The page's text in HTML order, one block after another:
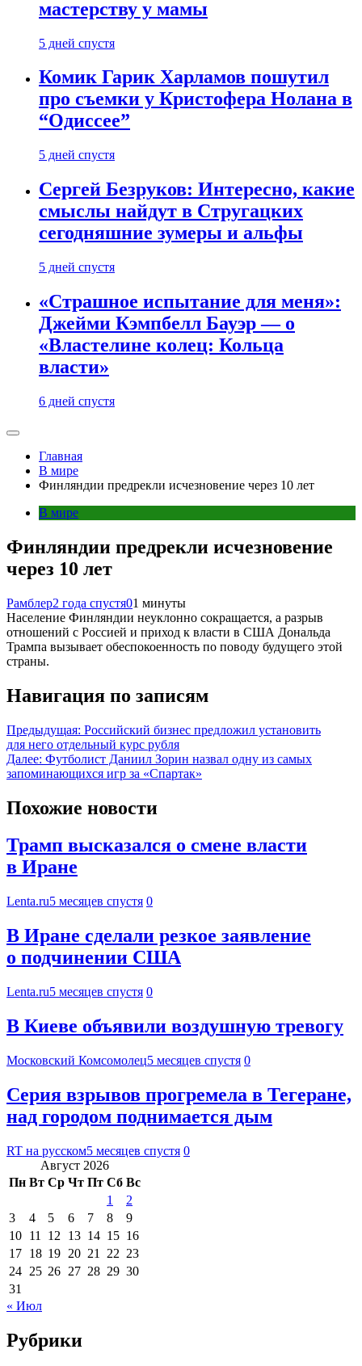
мастерству у мамы
5 дней спустя
Комик Гарик Харламов пошутил
про съемки у Кристофера Нолана в
“Одиссее”
5 дней спустя
Сергей Безруков: Интересно, какие
смыслы найдут в Стругацких
сегодняшние зумеры и альфы
5 дней спустя
«Страшное испытание для меня»:
Джейми Кэмпбелл Бауэр — о
«Властелине колец: Кольца
власти»
6 дней спустя
Главная
В мире
Финляндии предрекли исчезновение через 10 лет
В мире
Финляндии предрекли исчезновение
через 10 лет
Рамблер2 года спустя01 минуты
Население Финляндии неуклонно сокращается, а разрыв
отношений с Россией и приход к власти в США Дональда
Трампа вызывает обеспокоенность по поводу будущего этой
страны.
Навигация по записям
Предыдущая: Российский бизнес предложил установить
для него отдельный курс рубля
Далее: Футболист Даниил Зорин назвал одну из самых
запоминающихся игр за «Спартак»
Похожие новости
Трамп высказался о смене власти
в Иране
Lenta.ru5 месяцев спустя 0
В Иране сделали резкое заявление
о подчинении США
Lenta.ru5 месяцев спустя 0
В Киеве объявили воздушную тревогу
Московский Комсомолец5 месяцев спустя 0
Серия взрывов прогремела в Тегеране,
над городом поднимается дым
RT на русском5 месяцев спустя 0
Август 2026
Пн Вт Ср Чт Пт Сб Вс
1
2
3
4 5 6 7 8
9
10 11 12 13 14 15 16
17 18 19 20 21 22 23
24 25 26 27 28 29 30
31
« Июл
Рубрики